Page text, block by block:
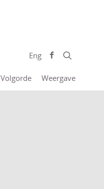
Eng
Volgorde Weergave